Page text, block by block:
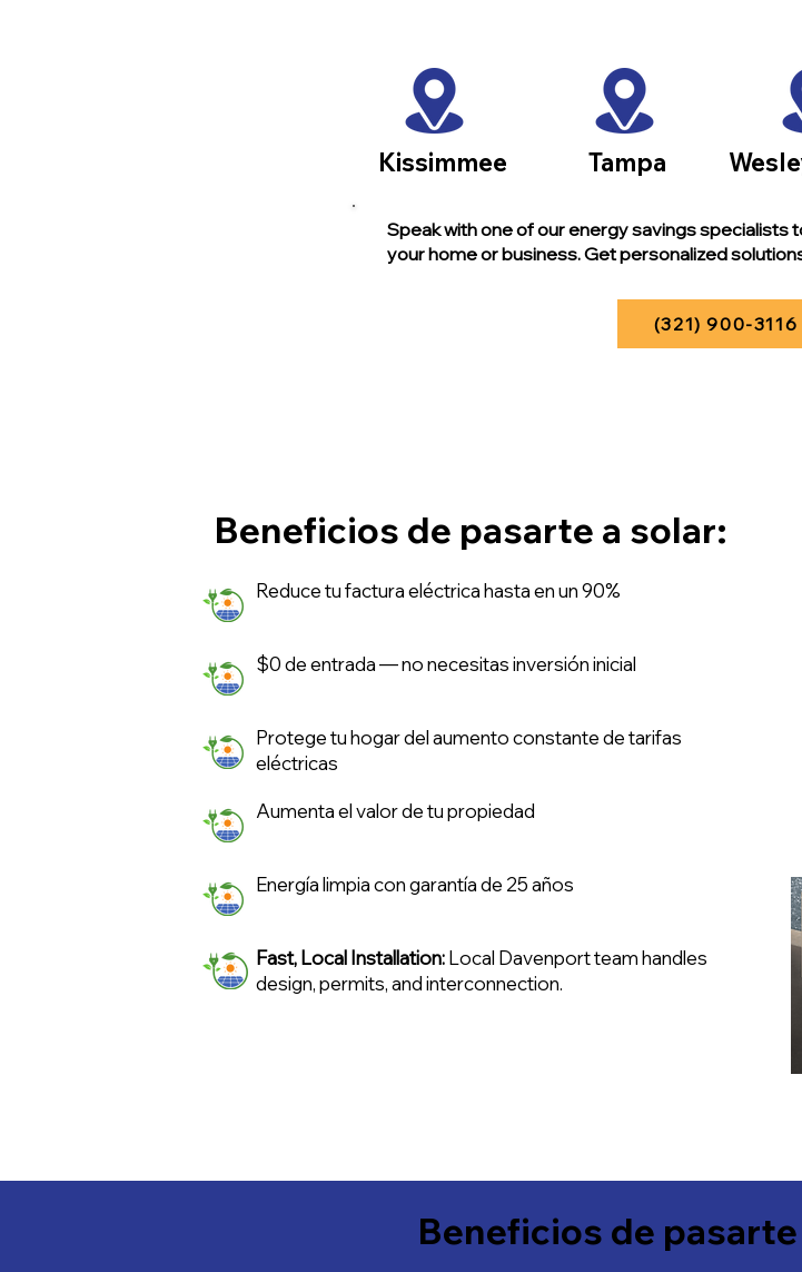
Kissimmee Tampa
Speak with one of our energy savings specialists
your home or business. Get personalized
(321) 900-3116
Beneficios de pasarte a solar:
Reduce tu factura eléctrica hasta en un 90%
$0 de entrada — no necesitas inversión inicial
Protege tu hogar del aumento constante de tarifas
eléctricas
Aumenta el valor de tu propiedad
Energía limpia con garantía de 25 años
Fast, Local Installation:Local Davenport team handles
design, permits, and interconnection.
Beneficios de